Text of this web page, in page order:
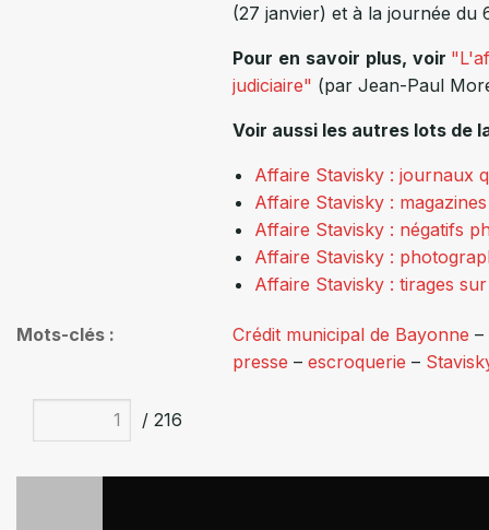
(27 janvier) et à la journée du
Pour en savoir plus, voir
judiciaire" (par Jean-Paul
Voir aussi les autres lots de
Affaire Stavisky : journaux
Affaire Stavisky :
Affaire Stavisky : négatifs
Affaire Stavisky :
Affaire Stavisky : tirages
Mots-clés Crédit municipal de Bayonne –
presse –escroquerie –
/ 216